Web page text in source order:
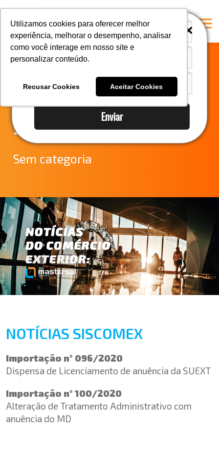
Enviar
Utilizamos cookies para oferecer melhor
experiência, melhorar o desempenho, analisar
como você interage em nosso site e
personalizar conteúdo.
Recusar Cookies Aceitar Cookies
i
i
A Mastersul
Responsabilidade social
Notícias do
Comércio Exterior
– Anuência MD
Sem categoria
NOTÍCIAS SISCOMEX
Importação n° 096/2020
Dispensa de Licenciamento de anuência da SUEXT
Importação n° 100/2020
Alteração de Tratamento Administrativo com
anuência do MD